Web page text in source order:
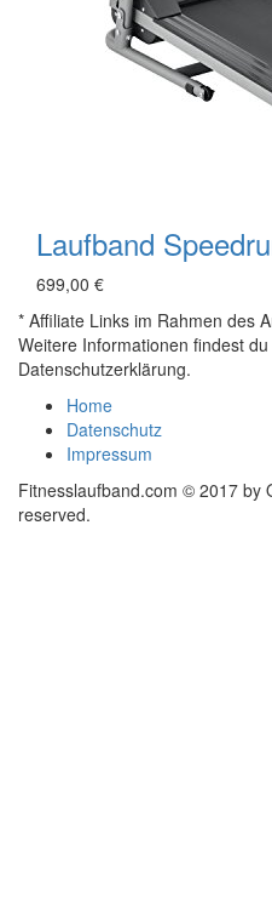
Laufband
699,00 €
* Affiliate Links im Rahmen des
Weitere Informationen findest
Datenschutzerklärung.
Home
Datenschutz
Impressum
Fitnesslaufband.com © 2017 by
reserved.